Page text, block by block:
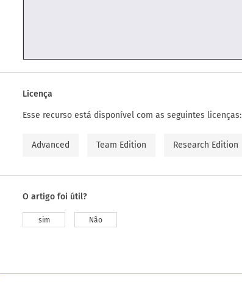
Licença
Esse recurso está disponível com as seguintes licenças:
Advanced Team Edition Research Edition
O artigo foi útil?
sim Não